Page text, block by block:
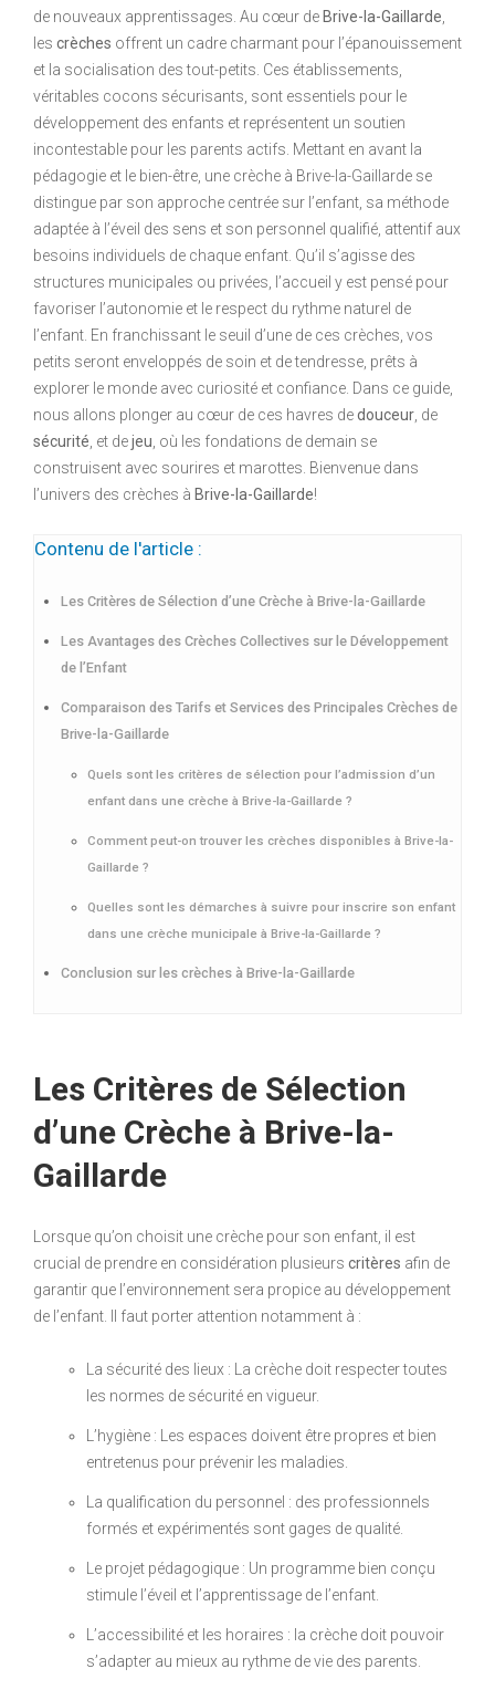
de nouveaux apprentissages. Au cœur de Brive-la-Gaillarde
les crèches offrent un cadre charmant pour l’épanouissement
et la socialisation des tout-petits. Ces établissements,
véritables cocons sécurisants, sont essentiels pour le
développement des enfants et représentent un soutien
incontestable pour les parents actifs. Mettant en avant la
pédagogie et le bien-être, une crèche à Brive-la-Gaillarde se
distingue par son approche centrée sur l’enfant, sa méthode
adaptée à l’éveil des sens et son personnel qualifié, attentif aux
besoins individuels de chaque enfant. Qu’il s’agisse des
structures municipales ou privées, l’accueil y est pensé pour
favoriser l’autonomie et le respect du rythme naturel de
l’enfant. En franchissant le seuil d’une de ces crèches, vos
petits seront enveloppés de soin et de tendresse, prêts à
explorer le monde avec curiosité et confiance. Dans ce guide,
nous allons plonger au cœur de ces havres dedouceur , de
sécurité , et dejeu , où les fondations de demain se
construisent avec sourires et marottes. Bienvenue dans
l’univers des crèches à Brive-la-Gaillarde!
Contenu de l'article :
Les Critères de Sélection d’une Crèche à Brive-la-Gaillarde
Les Avantages des Crèches Collectives sur le Développement
de l’Enfant
Comparaison des Tarifs et Services des Principales Crèches de
Brive-la-Gaillarde
Quels sont les critères de sélection pour l’admission d’un
enfant dans une crèche à Brive-la-Gaillarde ?
Comment peut-on trouver les crèches disponibles à Brive-la-
Gaillarde ?
Quelles sont les démarches à suivre pour inscrire son enfant
dans une crèche municipale à Brive-la-Gaillarde ?
Conclusion sur les crèches à Brive-la-Gaillarde
Les Critères de Sélection
d’une Crèche à Brive-la-
Gaillarde
Lorsque qu’on choisit une crèche pour son enfant, il est
crucial de prendre en considération plusieurs critères afin de
garantir que l’environnement sera propice au développement
de l’enfant. Il faut porter attention notamment à :
La sécurité des lieux : La crèche doit respecter toutes
les normes de sécurité en vigueur.
L’hygiène : Les espaces doivent être propres et bien
entretenus pour prévenir les maladies.
La qualification du personnel : des professionnels
formés et expérimentés sont gages de qualité.
Le projet pédagogique : Un programme bien conçu
stimule l’éveil et l’apprentissage de l’enfant.
L’accessibilité et les horaires : la crèche doit pouvoir
s’adapter au mieux au rythme de vie des parents.